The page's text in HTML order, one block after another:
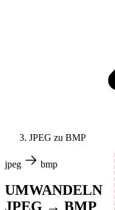
JPEG zu BMP
jpeg bmp
UMWANDELN
JPEG → BMP